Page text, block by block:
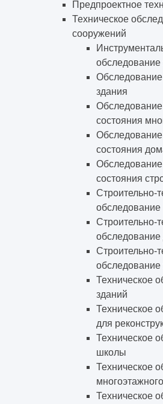
Предпроектное
Техническое
сооружений
обследование
Обследование
здания
Обследование
состояния
Обследование
состояния
Обследование
состояния
Строительно-
обследование
Строительно-
Строительно-
обследование
Техническое
зданий
Техническое
для
Техническое
школы
Техническое
Техническое